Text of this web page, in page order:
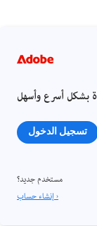
بشكل أسرع وأسهل
تسجيل الدخول
مستخدم جديد؟
إنشاء حساب ›